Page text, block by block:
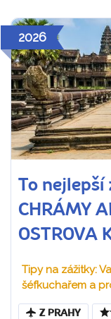
2026
To nejlepší
CHRÁMY
OSTROVA
Tipy na zážitky:
šéfkuchařem a
Z PRAHY